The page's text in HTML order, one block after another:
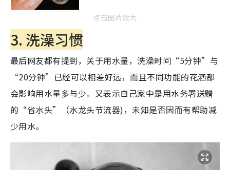
点击图片放大
3. 洗澡习惯
最后网友都有提到，关于用水量，洗澡时间“5分钟”与
“20分钟”已经可以相差好远，而且不同功能的花洒都
会影响用水量多与少。又表示自己家中是用水务署送赠
的“省水头”（水龙头节流器)，未知是否因而有帮助减
少用水。